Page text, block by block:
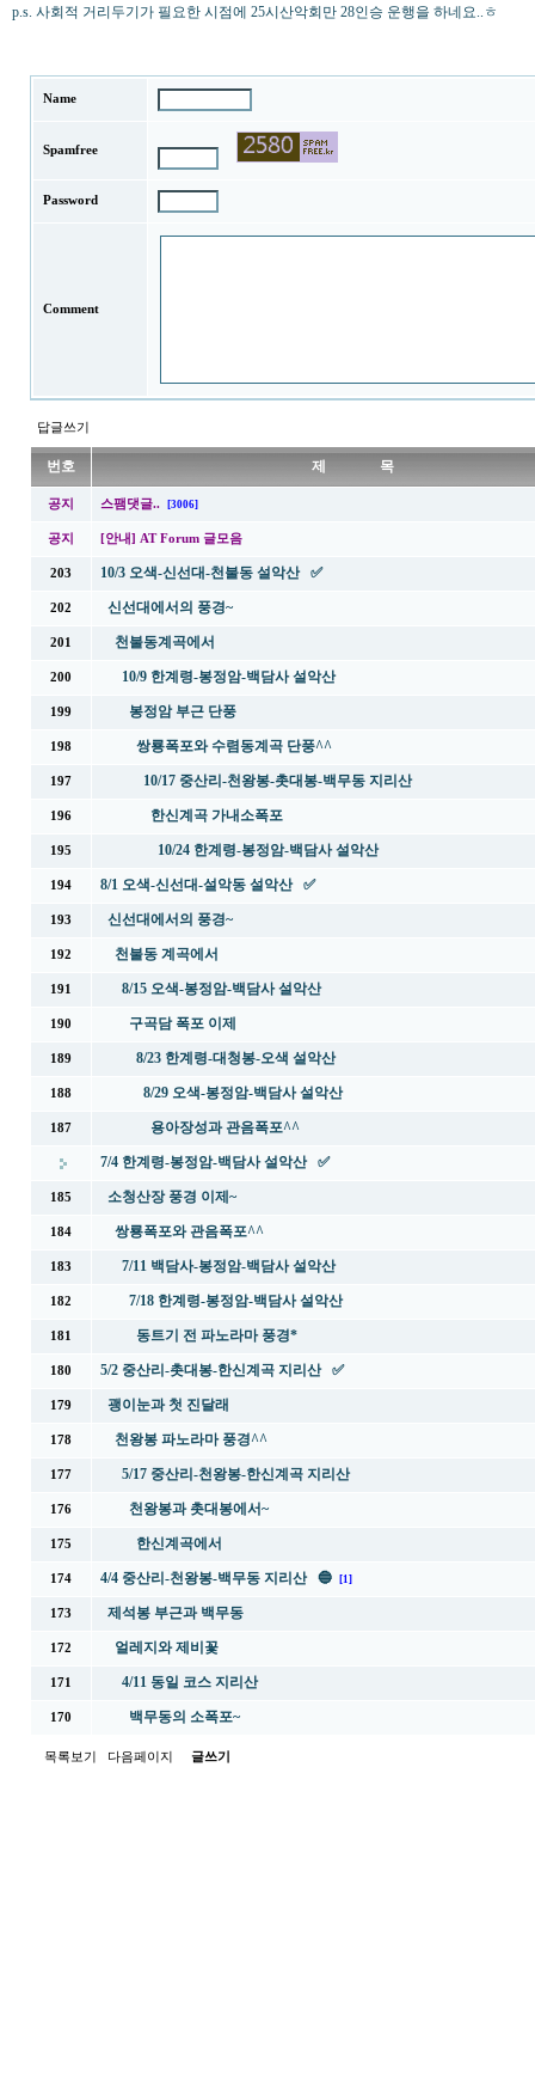
p.s. 사회적 거리두기가 필요한 시점에 25시산악회만 28인승 운행을 하네요..ㅎ
Name
Spamfree
Password
Comment
답글쓰기
번호 제 목
공지 스팸댓글.. [3006]
공지 [안내] AT Forum 글모음
203 10/3 오색-신선대-천불동 설악산 ✅
202 신선대에서의 풍경~
201 천불동계곡에서
200 10/9 한계령-봉정암-백담사 설악산
199 봉정암 부근 단풍
198 쌍룡폭포와 수렴동계곡 단풍^^
197 10/17 중산리-천왕봉-촛대봉-백무동 지리산
196 한신계곡 가내소폭포
195 10/24 한계령-봉정암-백담사 설악산
194 8/1 오색-신선대-설악동 설악산 ✅
193 신선대에서의 풍경~
192 천불동 계곡에서
191 8/15 오색-봉정암-백담사 설악산
190 구곡담 폭포 이제
189 8/23 한계령-대청봉-오색 설악산
188 8/29 오색-봉정암-백담사 설악산
187 용아장성과 관음폭포^^
7/4 한계령-봉정암-백담사 설악산 ✅
185 소청산장 풍경 이제~
184 쌍룡폭포와 관음폭포^^
183 7/11 백담사-봉정암-백담사 설악산
182 7/18 한계령-봉정암-백담사 설악산
181 동트기 전 파노라마 풍경*
180 5/2 중산리-촛대봉-한신계곡 지리산 ✅
179 괭이눈과 첫 진달래
178 천왕봉 파노라마 풍경^^
177 5/17 중산리-천왕봉-한신계곡 지리산
176 천왕봉과 촛대봉에서~
175 한신계곡에서
174 4/4 중산리-천왕봉-백무동 지리산 🔵 [1]
173 제석봉 부근과 백무동
172 얼레지와 제비꽃
171 4/11 동일 코스 지리산
170 백무동의 소폭포~
목록보기 다음페이지 글쓰기